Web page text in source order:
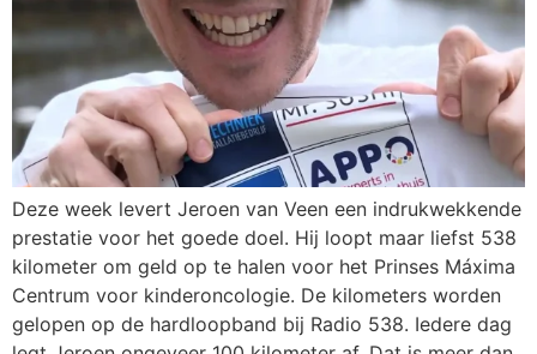
Deze week levert Jeroen van Veen een indrukwekkende
prestatie voor het goede doel. Hij loopt maar liefst 538
kilometer om geld op te halen voor het Prinses Máxima
Centrum voor kinderoncologie. De kilometers worden
gelopen op de hardloopband bij Radio 538. Iedere dag